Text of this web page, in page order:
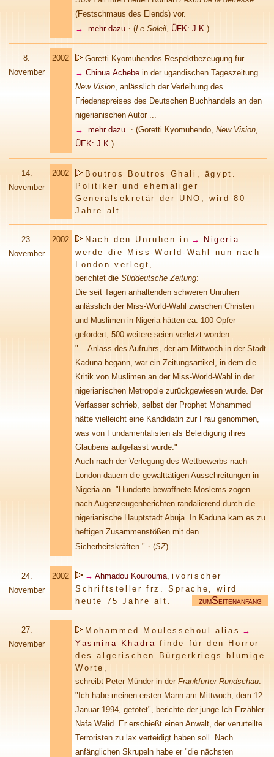
(Festschmaus des Elends) vor.
→
mehr dazu · (Le Soleil, ÜFK: J.K.)
8.
November
2002
Goretti Kyomuhendos Respektbezeugung für
→ Chinua Achebe in der ugandischen Tageszeitung
New Vision, anlässlich der Verleihung des
Friedenspreises des Deutschen Buchhandels an den
nigerianischen Autor ...
→
mehr dazu · (Goretti Kyomuhendo, New Vision,
ÜEK: J.K.)
14.
November
2002
Boutros Boutros Ghali, ägypt.
Politiker und ehemaliger
Generalsekretär der UNO, wird 80
Jahre alt.
23.
November
2002 Nach den Unruhen in →
Nigeria
werde die Miss-World-Wahl nun nach
London verlegt,
berichtet die Süddeutsche Zeitung:
Die seit Tagen anhaltenden schweren Unruhen
anlässlich der Miss-World-Wahl zwischen Christen
und Muslimen in Nigeria hätten ca. 100 Opfer
gefordert, 500 weitere seien verletzt worden.
"... Anlass des Aufruhrs, der am Mittwoch in der Stadt
Kaduna begann, war ein Zeitungsartikel, in dem die
Kritik von Muslimen an der Miss-World-Wahl in der
nigerianischen Metropole zurückgewiesen wurde. Der
Verfasser schrieb, selbst der Prophet Mohammed
hätte vielleicht eine Kandidatin zur Frau genommen,
was von Fundamentalisten als Beleidigung ihres
Glaubens aufgefasst wurde."
Auch nach der Verlegung des Wettbewerbs nach
London dauern die gewalttätigen Ausschreitungen in
Nigeria an. "Hunderte bewaffnete Moslems zogen
nach Augenzeugenberichten randalierend durch die
nigerianische Hauptstadt Abuja. In Kaduna kam es zu
heftigen Zusammenstößen mit den
Sicherheitskräften." · (SZ)
24.
November
2002 → Ahmadou Kourouma, ivorischer
Schriftsteller frz. Sprache, wird
heute 75 Jahre alt.
ZUMSEITENANFANG
27.
November
Mohammed Moulessehoul alias →
Yasmina Khadra finde für den Horror
des algerischen Bürgerkriegs blumige
Worte,
schreibt Peter Münder in der Frankfurter Rundschau:
"Ich habe meinen ersten Mann am Mittwoch, dem 12.
Januar 1994, getötet", berichte der junge Ich-Erzähler
Nafa Walid. Er erschießt einen Anwalt, der verurteilte
Terroristen zu lax verteidigt haben soll. Nach
anfänglichen Skrupeln habe er "die nächsten